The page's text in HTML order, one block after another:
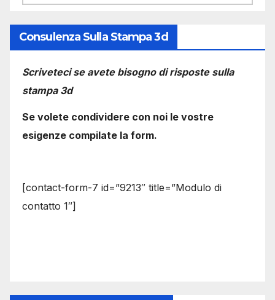
Consulenza Sulla Stampa 3d
Scriveteci se avete bisogno di risposte sulla
stampa 3d
Se volete condividere con noi le vostre
esigenze compilate la form.
[contact-form-7 id=”9213″ title=”Modulo di
contatto 1″]